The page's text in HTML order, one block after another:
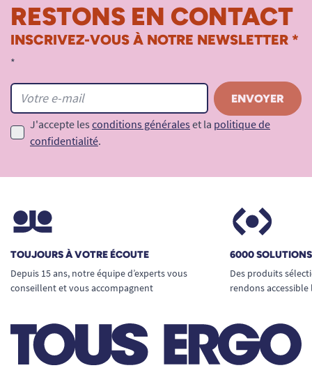
RESTONS EN CONTACT
INSCRIVEZ-VOUS À NOTRE NEWSLETTER *
*
J'accepte les conditions générales et la politique de
confidentialité.
TOUJOURS À VOTRE ÉCOUTE
Depuis 15 ans, notre équipe d’experts vous
conseillent et vous accompagnent
6000
Des produits
rendons